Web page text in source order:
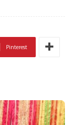
Pinterest